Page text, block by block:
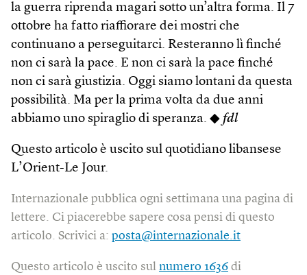
la guerra riprenda magari sotto un’altra forma. Il 7
ottobre ha fatto riaffiorare dei mostri che
continuano a perseguitarci. Resteranno lì finché
non ci sarà la pace. E non ci sarà la pace finché
non ci sarà giustizia. Oggi siamo lontani da questa
possibilità. Ma per la prima volta da due anni
abbiamo uno spiraglio di speranza. ◆ fdl
Questo articolo è uscito sul quotidiano libansese
L’Orient-Le Jour.
Internazionale pubblica ogni settimana una pagina di
lettere. Ci piacerebbe sapere cosa pensi di questo
articolo. Scrivici a: posta@internazionale.it
Questo articolo è uscito sul numero 1636 di